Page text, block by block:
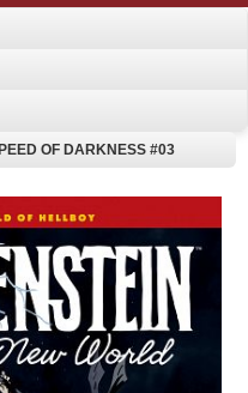
OF DARKNESS #03